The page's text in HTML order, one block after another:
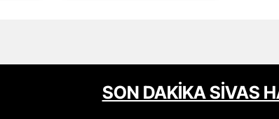
SON DAKİKA SİVAS